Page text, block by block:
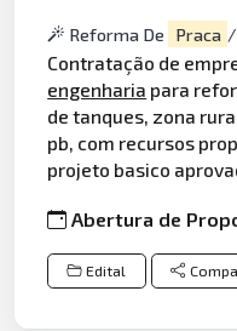
Reforma De Praca /
Contratação de
engenharia para
de tanques, zona
pb, com recursos
projeto basico
Abertura de
Edital